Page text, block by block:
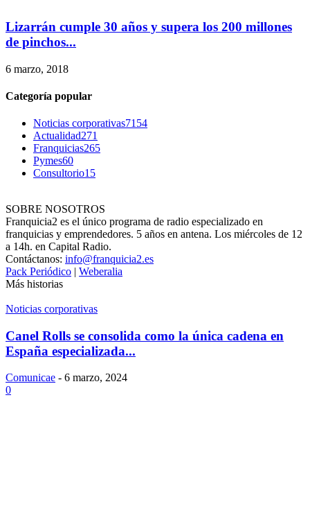
Lizarrán cumple 30 años y supera los 200 millones
de pinchos...
6 marzo, 2018
Categoría popular
Noticias corporativas7154
Actualidad271
Franquicias265
Pymes60
Consultorio15
SOBRE NOSOTROS
Franquicia2 es el único programa de radio especializado en
franquicias y emprendedores. 5 años en antena. Los miércoles de 12
a 14h. en Capital Radio.
Contáctanos: info@franquicia2.es
Pack Periódico | Weberalia
Más historias
Noticias corporativas
Canel Rolls se consolida como la única cadena en
España especializada...
Comunicae - 6 marzo, 2024
0